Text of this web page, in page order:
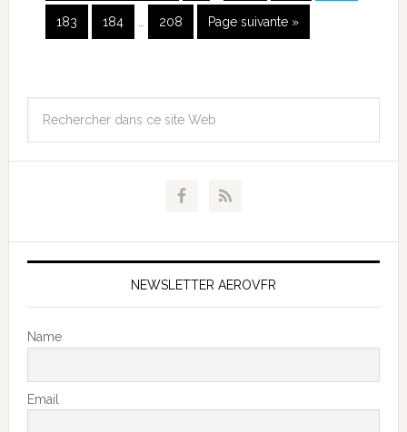
183 184 208 Page suivante »
NEWSLETTER AEROVFR
Name
Email